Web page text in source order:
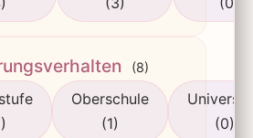
(8)
Oberschule
(1)
(0)